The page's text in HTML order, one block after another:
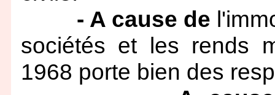
- A cause de
sociétés et les rends
1968 porte bien des